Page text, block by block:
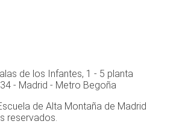
de los Infantes, 1 - 5 planta
- Madrid - Metro Begoña
de Alta Montaña de Madrid
reservados.